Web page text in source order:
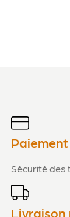
Sécurité
Livraison